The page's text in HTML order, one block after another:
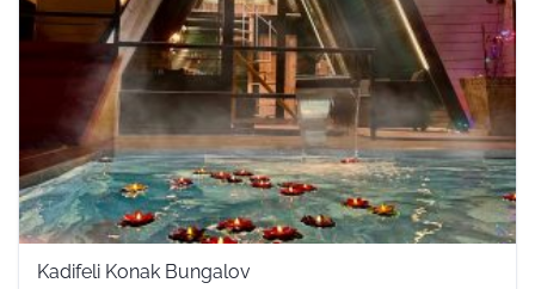
Kadifeli Konak Bungalov